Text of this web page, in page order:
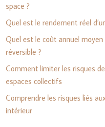
space ?
Quel est le rendement réel
Quel est le coût annuel
réversible ?
Comment limiter les risques
espaces collectifs
Comprendre les risques liés
intérieur